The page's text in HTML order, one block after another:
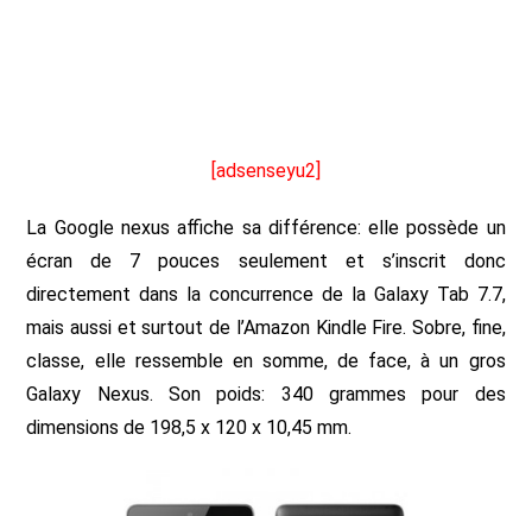
[adsenseyu2]
La Google nexus affiche sa différence: elle possède un
écran de 7 pouces seulement et s’inscrit donc
directement dans la concurrence de la Galaxy Tab 7.7,
mais aussi et surtout de l’Amazon Kindle Fire. Sobre, fine,
classe, elle ressemble en somme, de face, à un gros
Galaxy Nexus. Son poids: 340 grammes pour des
dimensions de 198,5 x 120 x 10,45 mm.